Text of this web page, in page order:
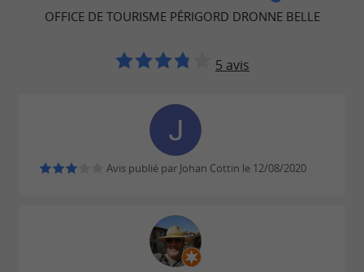
OFFICE DE TOURISME PÉRIGORD DRONNE BELLE
5 avis
Avis publié par Johan Cottin le 12/08/2020